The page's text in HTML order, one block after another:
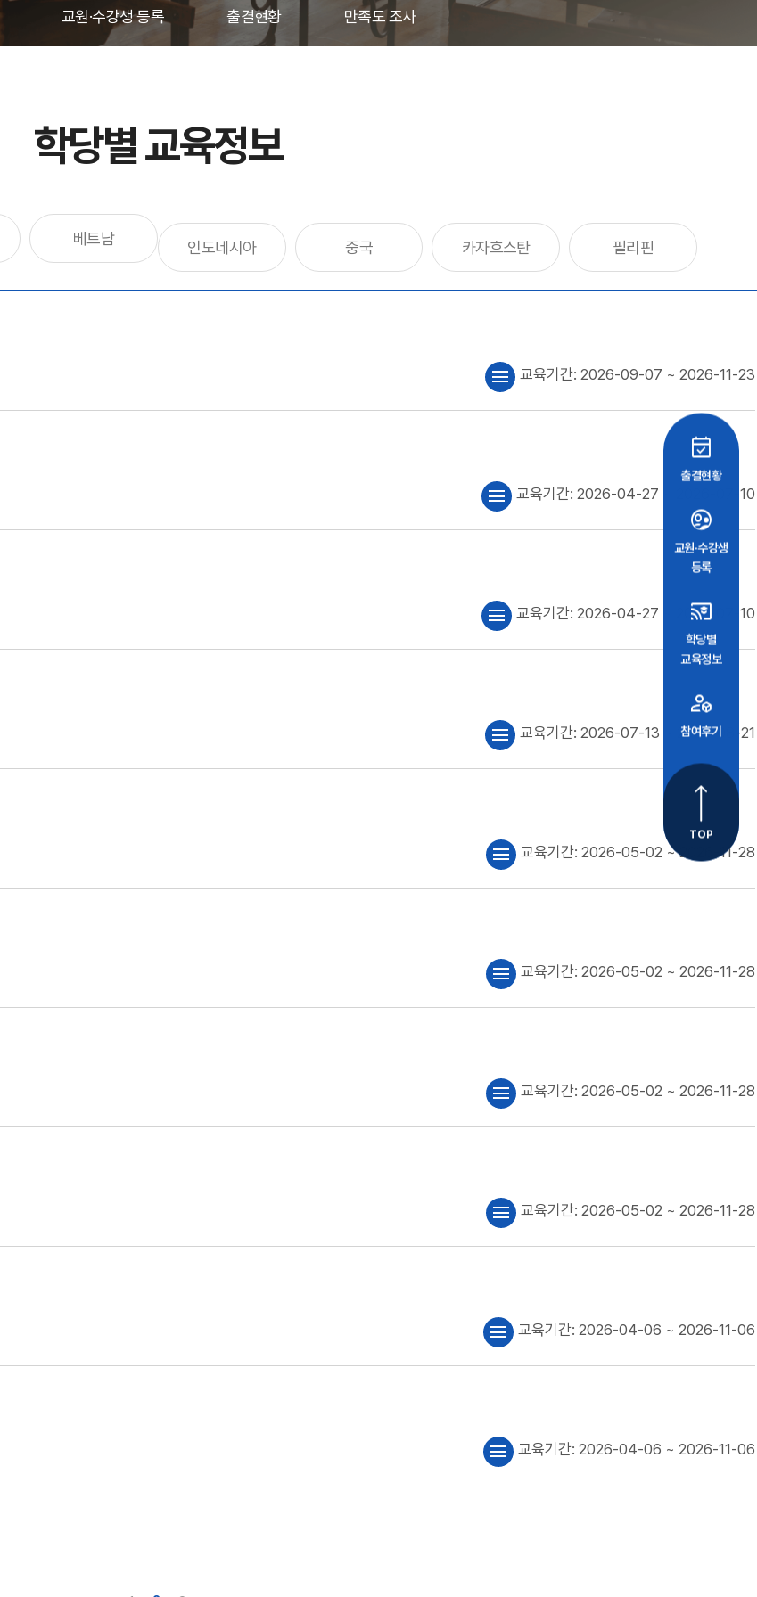
교원·수강생 등록 출결현황 만족도 조사
학당별 교육정보
베트남 인도네시아 중국 카자흐스탄 필리핀
menu 교육기간: 2026-09-07 ~ 2026-11-23
menu 교육기간: 2026-04-27 ~ 2026-07-10
menu 교육기간: 2026-04-27 ~ 2026-07-10
menu 교육기간: 2026-07-13 ~ 2026-08-21
menu 교육기간: 2026-05-02 ~ 2026-11-28
menu 교육기간: 2026-05-02 ~ 2026-11-28
menu 교육기간: 2026-05-02 ~ 2026-11-28
menu 교육기간: 2026-05-02 ~ 2026-11-28
menu 교육기간: 2026-04-06 ~ 2026-11-06
menu 교육기간: 2026-04-06 ~ 2026-11-06
event_available
출결현황
supervised_user_circle
교원·수강생
등록
cast_for_education
학당별
교육정보
deployed_code_account
참여후기
TOP